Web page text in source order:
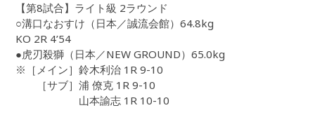
【第8試合】ライト級 2ラウンド
○溝口なおすけ（日本／誠流会館）64.8kg
KO 2R 4’54
●虎刃殺獅（日本／NEW GROUND）65.0kg
※［メイン］鈴木利治 1R 9-10
［サブ］浦 僚克 1R 9-10
山本諭志 1R 10-10